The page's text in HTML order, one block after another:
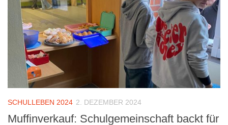
SCHULLEBEN 2024 2. DEZEMBER 2024
Muffinverkauf: Schulgemeinschaft backt für